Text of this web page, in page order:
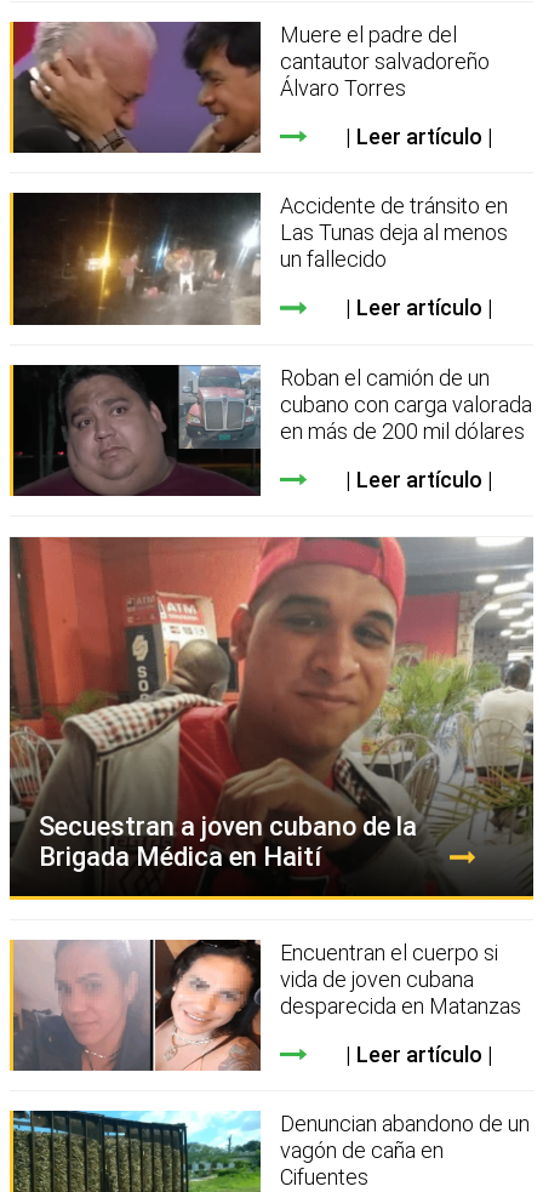
Muere el padre del
cantautor salvadoreño
Álvaro Torres
Leer artículo
Accidente de tránsito en
Las Tunas deja al menos
un fallecido
Leer artículo
Roban el camión de un
cubano con carga valorada
en más de 200 mil dólares
Leer artículo
Secuestran a joven cubano de la
Brigada Médica en Haití
Encuentran el cuerpo si
vida de joven cubana
desparecida en Matanzas
Leer artículo
Denuncian abandono de un
vagón de caña en
Cifuentes